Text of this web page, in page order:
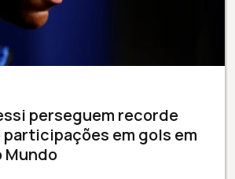
perseguem recorde
em gols em
Mundo